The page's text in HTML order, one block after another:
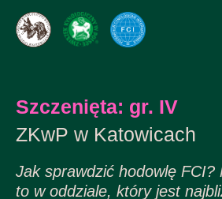
Szczenięta: gr. IV
ZKwP w Katowicach
Jak sprawdzić hodowlę FCI?
to w oddziale, który jest